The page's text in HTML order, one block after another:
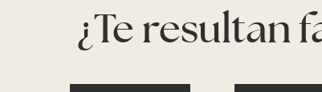
¿Te resultan